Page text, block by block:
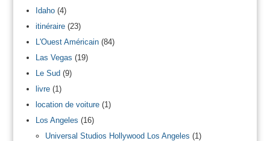
Idaho(4)
itinéraire(23)
L'Ouest Américain(84)
Las Vegas (19)
Le Sud(9)
livre(1)
location de voiture(1)
Los Angeles (16)
Universal Studios Hollywood Los Angeles (1)